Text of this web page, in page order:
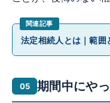
法定相続人とは｜範囲
期間中にや